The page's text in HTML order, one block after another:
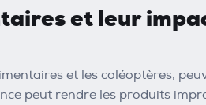
et leur
et les coléoptères,
peut rendre les produits